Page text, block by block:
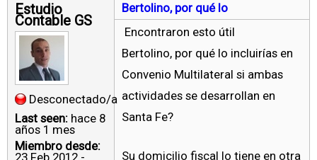
Estudio
Contable GS
Desconectado/a
Last seen: hace 8
años 1 mes
Miembro desde:
23 Feb 2012 -
Bertolino, por qué lo
Encontraron esto útil
Bertolino, por qué lo incluirías en
Convenio Multilateral si ambas
actividades se desarrollan en
Santa Fe?
Su domicilio fiscal lo tiene en otra